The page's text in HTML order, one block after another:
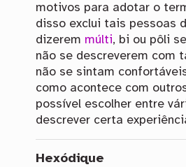
motivos para adotar o
disso exclui tais pessoas
dizerem múlti, bi ou pôli
não se descreverem com
não se sintam
como acontece com
possível escolher entre
descrever certa
Hexódique